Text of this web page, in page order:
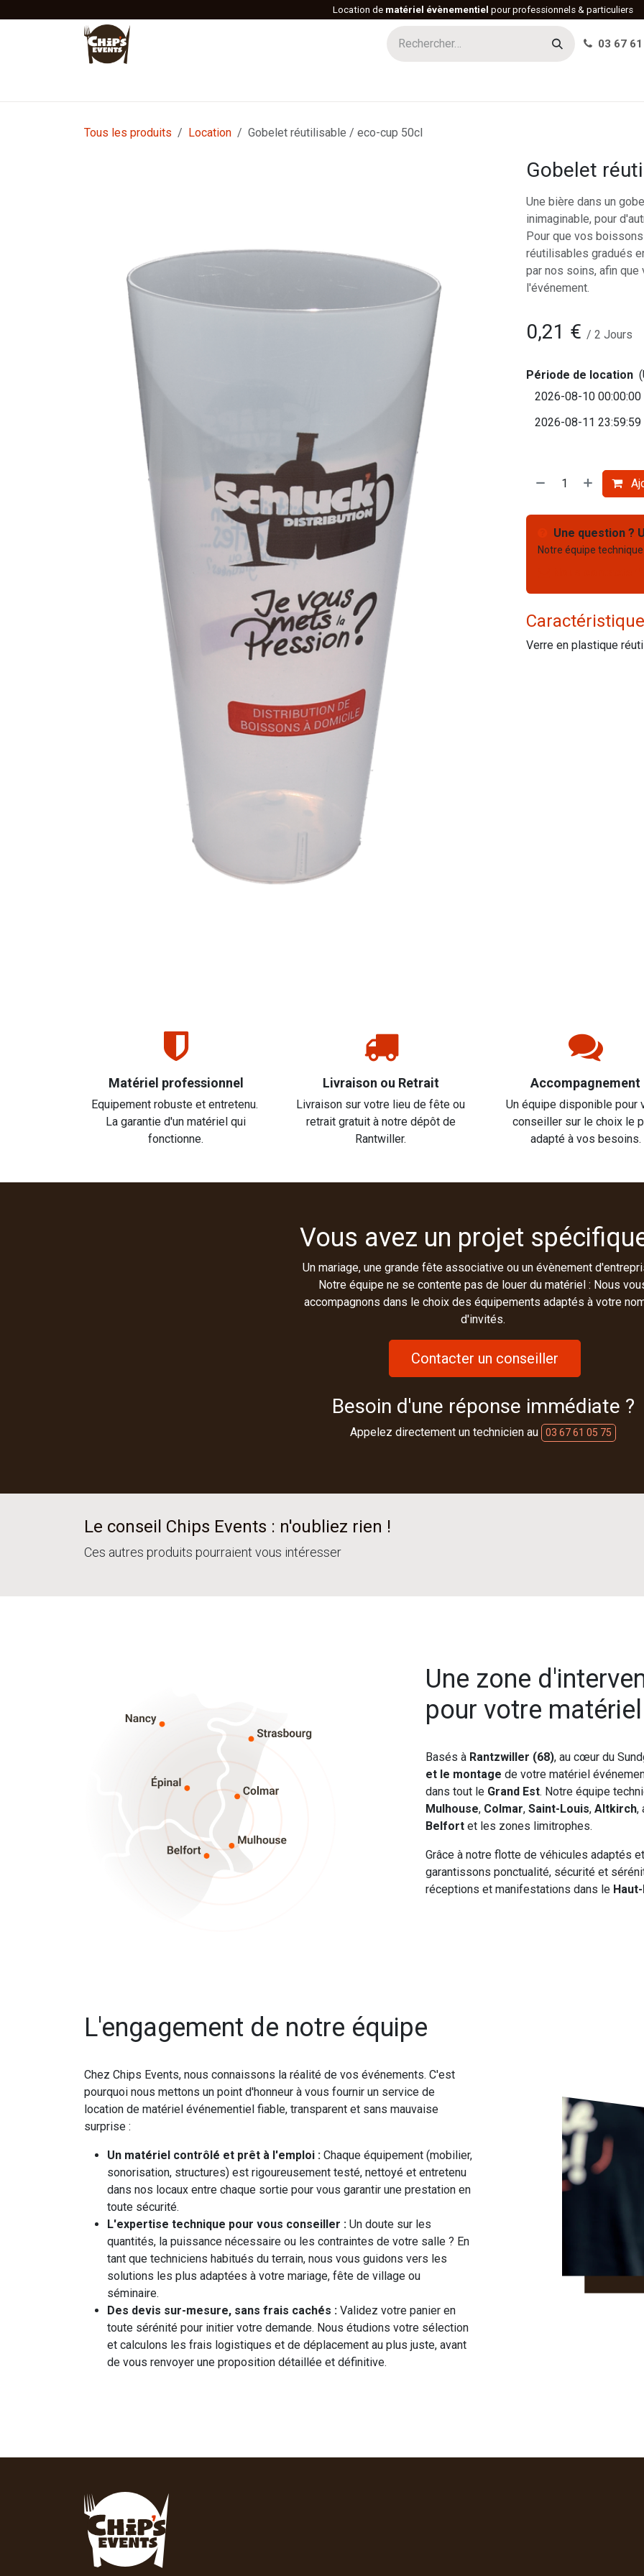
Location de matériel évènementiel pour professionnels & particuliers
03 67
Tous les produits Location Gobelet réutilisable / eco-cup 50cl
Gobelet
Une bière dans un
inimaginable, pour
Pour que vos
réutilisables gradués
par nos soins, afin
l'événement.
0,21 € / 2 Jours
Période de location
Une question ?
Notre équipe
Verre en plastique
Matériel professionnel
Equipement robuste et entretenu.
La garantie d'un matériel qui
fonctionne.
Livraison ou Retrait
Livraison sur votre lieu de fête ou
retrait gratuit à notre dépôt de
Rantwiller.
Accompagnement
Un équipe disponible pour
conseiller sur le choix le
adapté à vos besoins.
Vous avez un projet
Un mariage, une grande fête associative ou un évènement
Notre équipe ne se contente pas de louer du matériel : Nous
accompagnons dans le choix des équipements adaptés à votre
d'invités.
Contacter un conseiller
Besoin d'une réponse immédiate ?
Appelez directement un technicien au 03 67 61 05 75
Le conseil Chips Events : n'oubliez rien !
Ces autres produits pourraient vous intéresser
Une zone
pour votre
Basés à Rantzwiller (68), au cœur du
et le montage de votre matériel
dans tout le Grand Est. Notre équipe
Mulhouse, Colmar, Saint-Louis, Altkirch,
Belfort et les zones limitrophes.
Grâce à notre flotte de véhicules adaptés
garantissons ponctualité, sécurité et
réceptions et manifestations dans le
L'engagement de notre équipe
Chez Chips Events, nous connaissons la réalité de vos événements. C'est
pourquoi nous mettons un point d'honneur à vous fournir un service de
location de matériel événementiel fiable, transparent et sans mauvaise
surprise :
Un matériel contrôlé et prêt à l'emploi : Chaque équipement (mobilier,
sonorisation, structures) est rigoureusement testé, nettoyé et entretenu
dans nos locaux entre chaque sortie pour vous garantir une prestation en
toute sécurité.
L'expertise technique pour vous conseiller : Un doute sur les
quantités, la puissance nécessaire ou les contraintes de votre salle ? En
tant que techniciens habitués du terrain, nous vous guidons vers les
solutions les plus adaptées à votre mariage, fête de village ou
séminaire.
Des devis sur-mesure, sans frais cachés : Validez votre panier en
toute sérénité pour initier votre demande. Nous étudions votre sélection
et calculons les frais logistiques et de déplacement au plus juste, avant
de vous renvoyer une proposition détaillée et définitive.